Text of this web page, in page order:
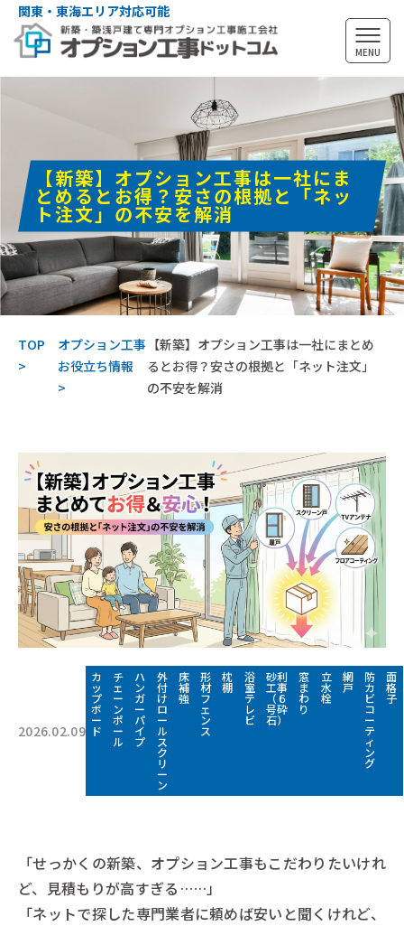
関東・東海エリア対応可能
MENU
【新築】オプション工事は一社にま
とめるとお得？安さの根拠と「ネッ
ト注文」の不安を解消
TOP
オプション工事
お役立ち情報
【新築】オプション工事は一社にまとめ
るとお得？安さの根拠と「ネット注文」
の不安を解消
2026.02.09
カ
ッ
プ
ボ
ー
ド
チ
ェ
ー
ン
ポ
ー
ル
ハ
ン
ガ
ー
パ
イ
プ
外
付
け
ロ
ー
ル
ス
ク
リ
ー
ン
床
補
強
形
材
フ
ェ
ン
ス
枕
棚
浴
室
テ
レ
ビ
砂利
工事
（６
号砕
石）
窓
ま
わ
り
立
水
栓
網
戸
防
カ
ビ
コ
ー
テ
ィ
ン
グ
面
格
子
「せっかくの新築、オプション工事もこだわりたいけれ
ど、見積もりが高すぎる……」
「ネットで探した専門業者に頼めば安いと聞くけれど、